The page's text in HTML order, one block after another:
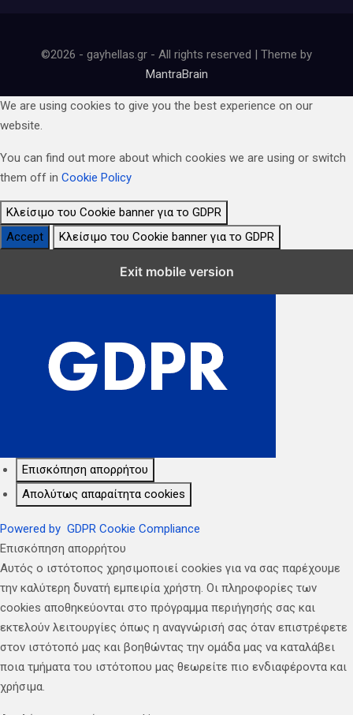
©2026 - gayhellas.gr - All rights reserved | Theme by
MantraBrain
We are using cookies to give you the best experience on our
website.
You can find out more about which cookies we are using or switch
them off in Cookie Policy
Κλείσιμο του Cookie banner για το GDPR
Accept
Κλείσιμο του Cookie banner για το GDPR
Exit mobile version
Επισκόπηση απορρήτου
Απολύτως απαραίτητα cookies
Powered by GDPR Cookie Compliance
Επισκόπηση απορρήτου
Αυτός ο ιστότοπος χρησιμοποιεί cookies για να σας παρέχουμε
την καλύτερη δυνατή εμπειρία χρήστη. Οι πληροφορίες των
cookies αποθηκεύονται στο πρόγραμμα περιήγησής σας και
εκτελούν λειτουργίες όπως η αναγνώρισή σας όταν επιστρέφετε
στον ιστότοπό μας και βοηθώντας την ομάδα μας να καταλάβει
ποια τμήματα του ιστότοπου μας θεωρείτε πιο ενδιαφέροντα και
χρήσιμα.